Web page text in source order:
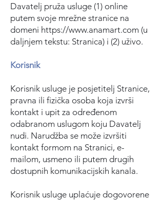
Davatelj pruža usluge (1) online
putem svoje mrežne stranice na
domeni https://www.anamart.com (u
daljnjem tekstu: Stranica) i (2) uživo.
Korisnik
Korisnik usluge je posjetitelj Stranice,
pravna ili fizička osoba koja izvrši
kontakt i upit za određenom
odabranom uslugom koju Davatelj
nudi. Narudžba se može izvršiti
kontakt formom na Stranici, e-
mailom, usmeno ili putem drugih
dostupnih komunikacijskih kanala.
Korisnik usluge uplaćuje dogovorene